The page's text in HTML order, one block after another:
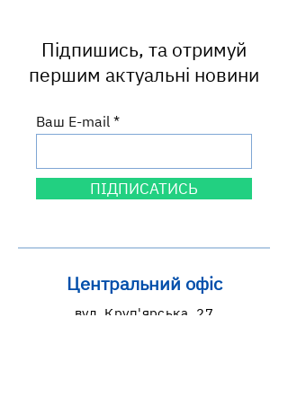
Підпишись, та отримуй
першим актуальні новини
Ваш E-mail
ПІДПИСАТИСЬ
Центральний офіс
вул. Круп'ярська, 27